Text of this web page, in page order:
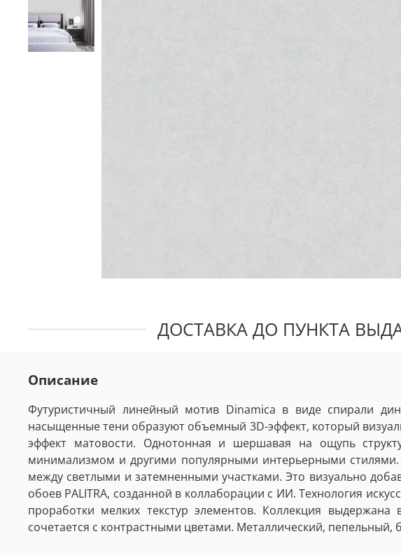
ДОСТАВКА ДО ПУНКТА
Описание
Футуристичный линейный мотив Dinamica в виде спирали
насыщенные тени образуют объемный 3D-эффект, который
эффект матовости. Однотонная и шершавая на ощупь
минимализмом и другими популярными интерьерными стилями.
между светлыми и затемненными участками. Это визуально
обоев PALITRA, созданной в коллаборации с ИИ. Технология
проработки мелких текстур элементов. Коллекция
сочетается с контрастными цветами. Металлический,